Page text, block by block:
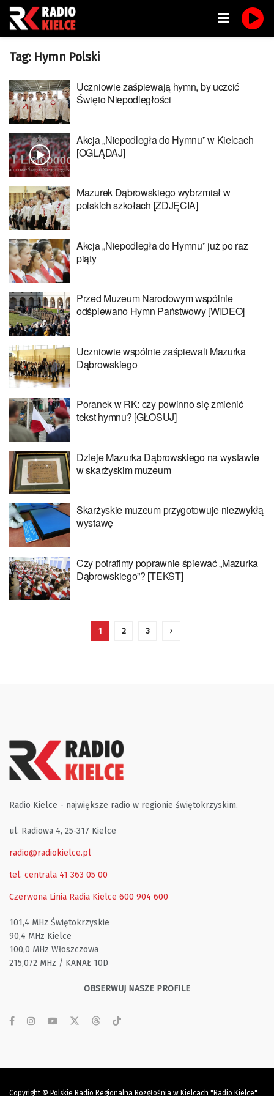
Tag: Hymn Polski
Uczniowie zaśpiewają hymn, by uczcić
Święto Niepodległości
Akcja „Niepodległa do Hymnu” w Kielcach
[OGLĄDAJ]
Mazurek Dąbrowskiego wybrzmiał w
polskich szkołach [ZDJĘCIA]
Akcja „Niepodległa do Hymnu” już po raz
piąty
Przed Muzeum Narodowym wspólnie
odśpiewano Hymn Państwowy [WIDEO]
Uczniowie wspólnie zaśpiewali Mazurka
Dąbrowskiego
Poranek w RK: czy powinno się zmienić
tekst hymnu? [GŁOSUJ]
Dzieje Mazurka Dąbrowskiego na wystawie
w skarżyskim muzeum
Skarżyskie muzeum przygotowuje niezwykłą
wystawę
Czy potrafimy poprawnie śpiewać „Mazurka
Dąbrowskiego”? [TEKST]
1 2 3
Radio Kielce - największe radio w regionie świętokrzyskim.
ul. Radiowa 4, 25-317 Kielce
radio@radiokielce.pl
tel. centrala 41 363 05 00
Czerwona Linia Radia Kielce 600 904 600
101,4 MHz Świętokrzyskie
90,4 MHz Kielce
100,0 MHz Włoszczowa
215,072 MHz / KANAŁ 10D
OBSERWUJ NASZE PROFILE
Copyright © Polskie Radio Regionalna Rozgłośnia w Kielcach "Radio Kielce"